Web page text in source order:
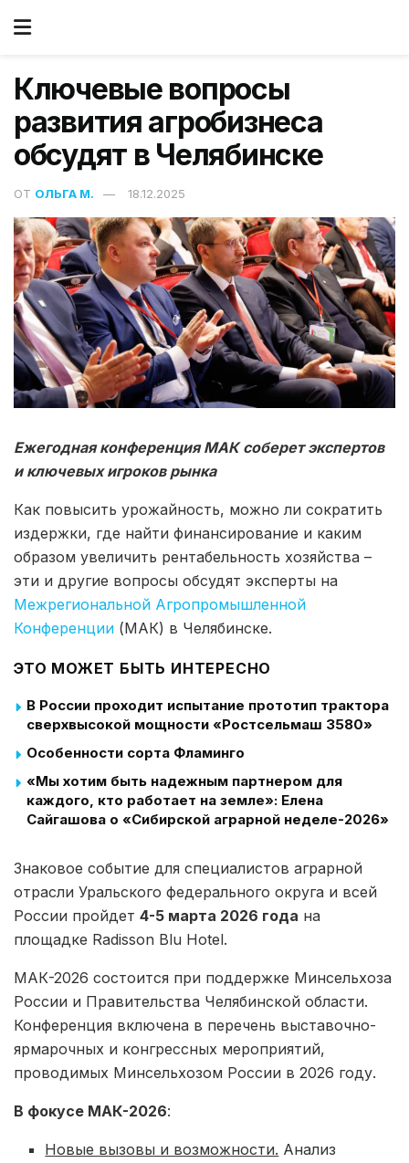
Ключевые вопросы
развития агробизнеса
обсудят в Челябинске
ОТ ОЛЬГА М. 18.12.2025
Ежегодная конференция МАК соберет экспертов
и ключевых игроков рынка
Как повысить урожайность, можно ли сократить
издержки, где найти финансирование и каким
образом увеличить рентабельность хозяйства –
эти и другие вопросы обсудят эксперты на
Межрегиональной Агропромышленной
Конференции (МАК) в Челябинске.
ЭТО МОЖЕТ БЫТЬ ИНТЕРЕСНО
В России проходит испытание прототип трактора
сверхвысокой мощности «Ростсельмаш 3580»
Особенности сорта Фламинго
«Мы хотим быть надежным партнером для
каждого, кто работает на земле»: Елена
Сайгашова о «Сибирской аграрной неделе-2026»
Знаковое событие для специалистов аграрной
отрасли Уральского федерального округа и всей
России пройдет 4-5 марта 2026 года на
площадке Radisson Blu Hotel.
МАК-2026 состоится при поддержке Минсельхоза
России и Правительства Челябинской области.
Конференция включена в перечень выставочно-
ярмарочных и конгрессных мероприятий,
проводимых Минсельхозом России в 2026 году.
В фокусе МАК-2026:
Новые вызовы и возможности. Анализ